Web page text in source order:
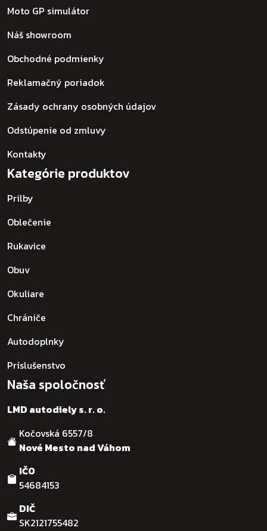
Moto GP simulátor
Náš showroom
Obchodné podmienky
Reklamačný poriadok
Zásady ochrany osobných údajov
Odstúpenie od zmluvy
Kontakty
Kategórie produktov
Prilby
Oblečenie
Rukavice
Obuv
Okuliare
Chrániče
Autodoplnky
Príslušenstvo
Naša spoločnosť
LMD autodiely s. r. o.
Kočovská 6557/8
Nové Mesto nad Váhom
IČO
54684153
DIČ
SK2121755482